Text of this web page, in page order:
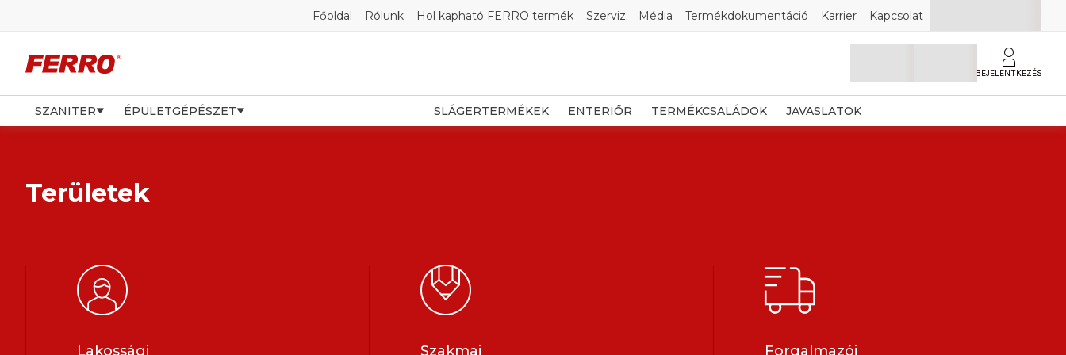
Főoldal Rólunk Hol kapható FERRO termék Szerviz Média Termékdokumentáció Karrier Kapcsolat
BEJELENTKEZÉS
SZANITER ÉPÜLETGÉPÉSZET SLÁGERTERMÉKEK ENTERIŐR TERMÉKCSALÁDOK JAVASLATOK
Területek
Lakossági
Szakmai
Forgalmazói